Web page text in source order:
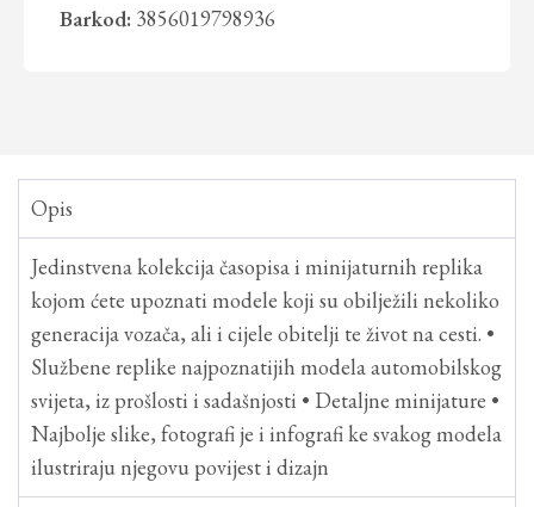
Barkod: 3856019798936
Opis
Jedinstvena kolekcija časopisa i minijaturnih replika
kojom ćete upoznati modele koji su obilježili nekoliko
generacija vozača, ali i cijele obitelji te život na cesti. •
Službene replike najpoznatijih modela automobilskog
svijeta, iz prošlosti i sadašnjosti • Detaljne minijature •
Najbolje slike, fotografi je i infografi ke svakog modela
ilustriraju njegovu povijest i dizajn